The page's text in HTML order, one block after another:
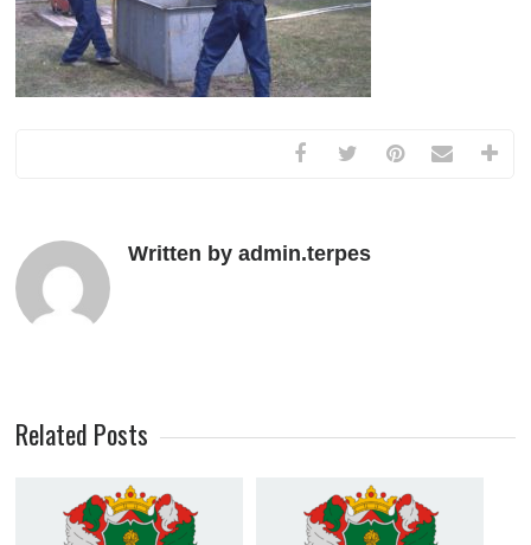
Written by admin.terpes
Related Posts